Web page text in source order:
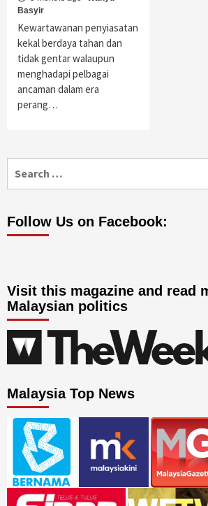
Basyir
Kewartawanan penyiasatan
kekal berdaya tahan dan
tidak gentar walaupun
menghadapi pelbagai
ancaman dalam era
perang…
Follow Us on Facebook:
Visit this magazine and read
Malaysian politics
Malaysia Top News